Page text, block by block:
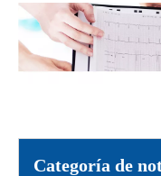
Categoría de